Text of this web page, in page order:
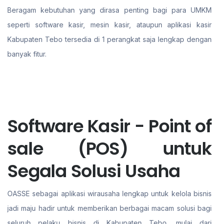
Beragam kebutuhan yang dirasa penting bagi para UMKM
seperti software kasir, mesin kasir, ataupun aplikasi kasir
Kabupaten Tebo tersedia di 1 perangkat saja lengkap dengan
banyak fitur.
Software Kasir - Point of
sale (POS) untuk
Segala Solusi Usaha
OASSE sebagai aplikasi wirausaha lengkap untuk kelola bisnis
jadi maju hadir untuk memberikan berbagai macam solusi bagi